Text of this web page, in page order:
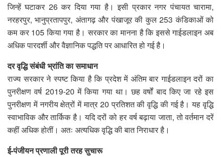
जिन्हें घटाकर 26 कर दिया गया है। इसी प्रकार नगर पंचायत चारामा,
नरहरपुर, भानुप्रतापपुर, अंतागढ़ और पंखाजूर की कुल 253 कंडिकाओं को
कम कर 105 किया गया है। सरकार का मानना है कि इससे गाईडलाइन अब
अधिक पारदर्शी और वैज्ञानिक पद्धति पर आधारित हो गई है।
दर वृद्धि संबंधी भ्रांति का समाधान
राज्य सरकार ने स्पष्ट किया है कि प्रदेश में अंतिम बार गाईडलाइन दरों का
पुनरीक्षण वर्ष 2019-20 में किया गया था। छह वर्षों बाद किए जा रहे इस
पुनरीक्षण में नगरीय क्षेत्रों में मात्र 20 प्रतिशत की वृद्धि की गई है। यह वृद्धि
स्वाभाविक और तार्किक है। यदि दरों को हर वर्ष बढ़ाया जाता, तो वर्तमान दरें
कहीं अधिक होतीं। अतः अत्यधिक वृद्धि की बात निराधार है।
ई-पंजीयन प्रणाली पूरी तरह सुचारू